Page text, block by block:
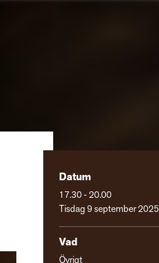
Datum
17.30 - 20.00
Tisdag 9 september 2025
Vad
Övrigt